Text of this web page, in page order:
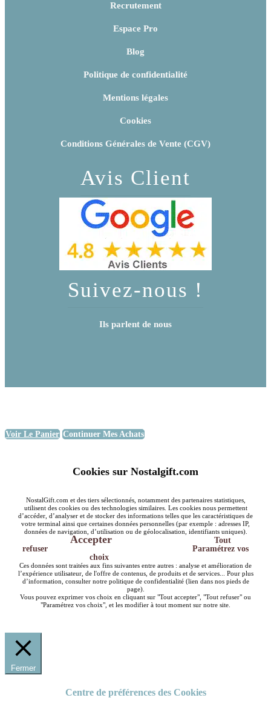
Recrutement
Espace Pro
Blog
Politique de confidentialité
Mentions légales
Cookies
Conditions Générales de Vente (CGV)
Avis Client
Suivez-nous !
Ils parlent de nous
Voir Le Panier Continuer Mes Achats
Cookies sur Nostalgift.com
NostalGift.com et des tiers sélectionnés, notamment des partenaires statistiques,
utilisent des cookies ou des technologies similaires. Les cookies nous permettent
d’accéder, d’analyser et de stocker des informations telles que les caractéristiques de
votre terminal ainsi que certaines données personnelles (par exemple : adresses IP,
données de navigation, d’utilisation ou de géolocalisation, identifiants uniques).
Accepter
Tout
refuser
Paramétrez vos
choix
Ces données sont traitées aux fins suivantes entre autres : analyse et amélioration de
l’expérience utilisateur, de l'offre de contenus, de produits et de services... Pour plus
d’information, consulter notre politique de confidentialité (lien dans nos pieds de
page).
Vous pouvez exprimer vos choix en cliquant sur "Tout accepter", "Tout refuser" ou
"Paramétrez vos choix", et les modifier à tout moment sur notre site.
Fermer
Centre de préférences des Cookies